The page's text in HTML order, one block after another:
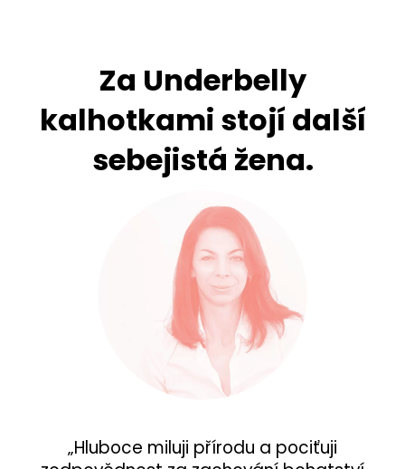
Za Underbelly
kalhotkami stojí další
sebejistá žena.
„Hluboce miluji přírodu a pociťuji